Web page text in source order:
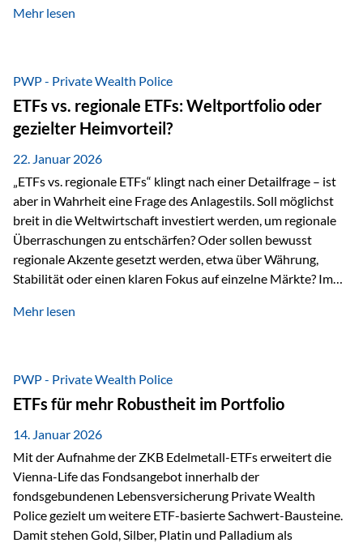
Sachwerten mit einer Investition in Sachwerte zu
gerade dann, wenn Märkte nervös werden,…
Mehr lesen
PWP - Private Wealth Police
ETFs vs. regionale ETFs: Weltportfolio oder
gezielter Heimvorteil?
22. Januar 2026
„ETFs vs. regionale ETFs“ klingt nach einer Detailfrage – ist
aber in Wahrheit eine Frage des Anlagestils. Soll möglichst
breit in die Weltwirtschaft investiert werden, um regionale
Überraschungen zu entschärfen? Oder sollen bewusst
regionale Akzente gesetzt werden, etwa über Währung,
Stabilität oder einen klaren Fokus auf einzelne Märkte? Im
Wealth Police der Vienna-Life lassen sich beide Ansätze
Risikostreuung, Inflationsrobustheit und Stabilisierung. 1)
Die Philosophiefrage: breit oder bewusst? Global investieren
bedeutet: Das Portfolio bildet die Weltmärkte möglichst
breit ab, ohne die…
Mehr lesen
PWP - Private Wealth Police
ETFs für mehr Robustheit im Portfolio
14. Januar 2026
Mit der Aufnahme der ZKB Edelmetall-ETFs erweitert die
Vienna-Life das Fondsangebot innerhalb der
fondsgebundenen Lebensversicherung Private Wealth
Police gezielt um weitere ETF-basierte Sachwert-Bausteine.
Damit stehen Gold, Silber, Platin und Palladium als